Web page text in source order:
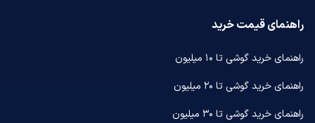
راهنمای قیمت خرید
راهنمای خرید گوشی تا ۱۰ میلیون
راهنمای خرید گوشی تا ۲۰ میلیون
راهنمای خرید گوشی تا ۳۰ میلیون